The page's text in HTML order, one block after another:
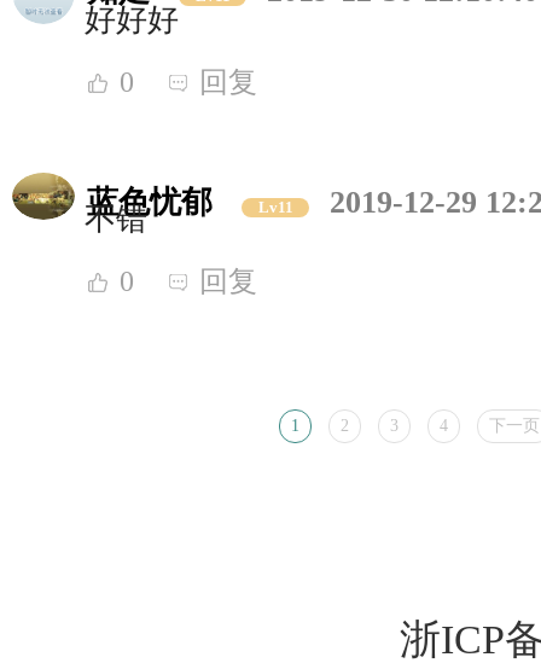
好好好
0 回复
蓝色忧郁 Lv11 2019-12-29
不错
0 回复
1 2 3 4 下一页
浙ICP